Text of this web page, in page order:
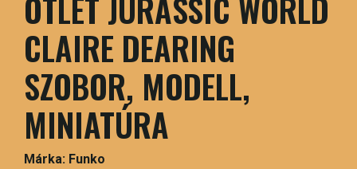
CLAIRE DEARING
SZOBOR, MODELL,
MINIATÚRA
Márka: Funko